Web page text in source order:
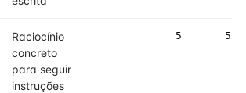
Raciocínio
concreto
para seguir
instruções
5 5